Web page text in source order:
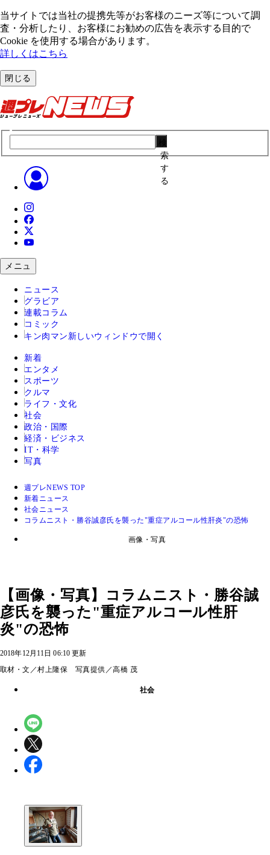
当サイトでは当社の提携先等がお客様のニーズ等について調
査・分析したり、お客様にお勧めの広告を表⽰する⽬的で
Cookie を使⽤する場合があります。
詳しくはこちら
閉じる
索
す
る
メニュ
ニュース
グラビア
連載コラム
コミック
キン肉マン 新しいウィンドウで開く
新着
エンタメ
スポーツ
クルマ
ライフ・文化
社会
政治・国際
経済・ビジネス
IT・科学
写真
週プレNEWS TOP
新着ニュース
社会ニュース
コラムニスト・勝谷誠彦氏を襲った"重症アルコール性肝炎"の恐怖
画像・写真
【画像・写真】コラムニスト・勝谷誠
彦氏を襲った"重症アルコール性肝
炎"の恐怖
2018年12月11日 06:10 更新
取材・文／村上隆保 写真提供／高橋 茂
社会